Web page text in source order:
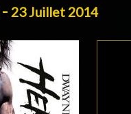
23 Juillet 2014